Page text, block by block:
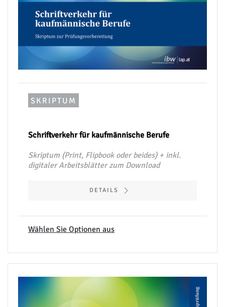
SKRIPTUM
Schriftverkehr für kaufmännische Berufe
Skriptum (Print, Flipbook oder beides) + inkl.
digitaler Arbeitsblätter zum Download
DETAILS
Wählen Sie Optionen aus